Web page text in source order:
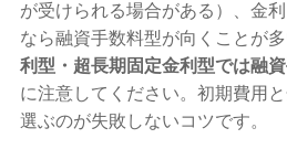
が受けられる場合がある）、金
なら融資手数料型が向くことが
利型・超長期固定金利型では融
に注意してください。初期費用
選ぶのが失敗しないコツです。